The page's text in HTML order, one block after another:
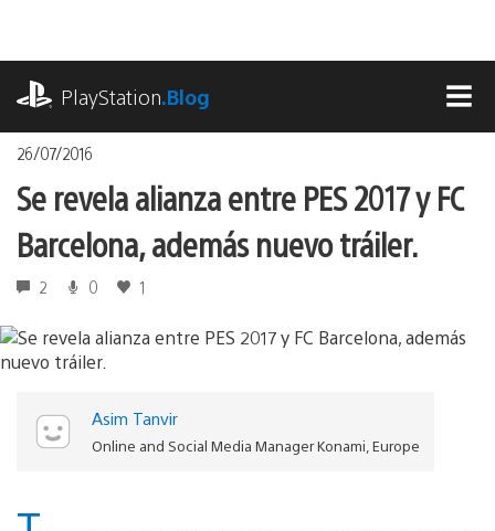
contenido
PlayStation.Blog
26/07/2016
Se revela alianza entre PES 2017 y FC
Barcelona, además nuevo tráiler.
2 0 1
Asim Tanvir
Online and Social Media Manager Konami, Europe